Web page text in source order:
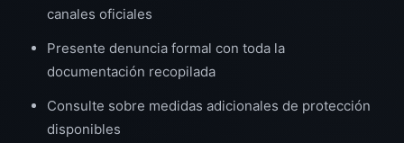
canales oficiales
Presente denuncia formal con toda la
documentación recopilada
Consulte sobre medidas adicionales de protección
disponibles